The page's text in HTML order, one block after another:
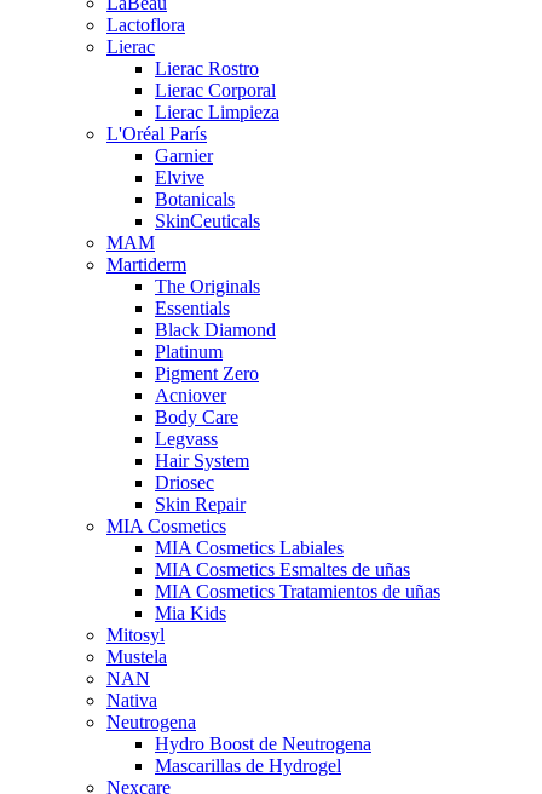
Lactoflora
Lierac
Lierac Rostro
Lierac Corporal
Lierac Limpieza
L'Oréal París
Garnier
Elvive
Botanicals
SkinCeuticals
MAM
Martiderm
The Originals
Essentials
Black Diamond
Platinum
Pigment Zero
Acniover
Body Care
Legvass
Hair System
Driosec
Skin Repair
MIA Cosmetics
MIA Cosmetics Labiales
MIA Cosmetics Esmaltes de uñas
MIA Cosmetics Tratamientos de uñas
Mia Kids
Mitosyl
Mustela
NAN
Nativa
Neutrogena
Hydro Boost de Neutrogena
Mascarillas de Hydrogel
Nexcare